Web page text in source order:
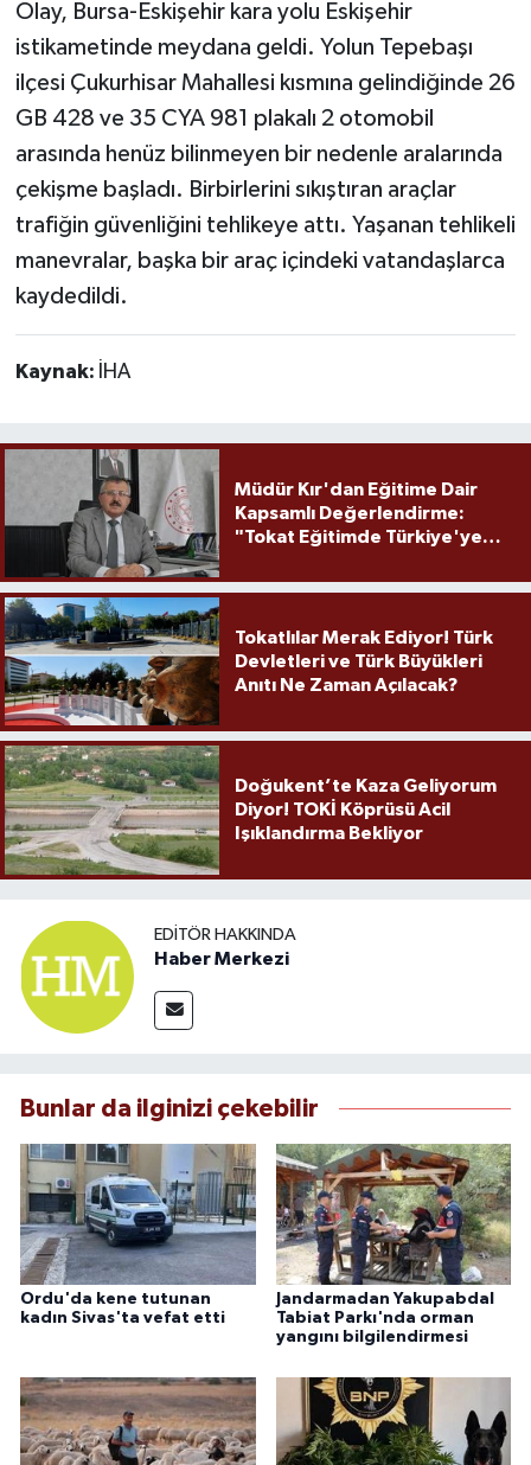
Olay, Bursa-Eskişehir kara yolu Eskişehir
istikametinde meydana geldi. Yolun Tepebaşı
ilçesi Çukurhisar Mahallesi kısmına gelindiğinde 26
GB 428 ve 35 CYA 981 plakalı 2 otomobil
arasında henüz bilinmeyen bir nedenle aralarında
çekişme başladı. Birbirlerini sıkıştıran araçlar
trafiğin güvenliğini tehlikeye attı. Yaşanan tehlikeli
manevralar, başka bir araç içindeki vatandaşlarca
kaydedildi.
Kaynak: İHA
Müdür Kır'dan Eğitime Dair
Kapsamlı Değerlendirme:
"Tokat Eğitimde Türkiye'ye
Tokatlılar Merak Ediyor! Türk
Devletleri ve Türk Büyükleri
Anıtı Ne Zaman Açılacak?
Doğukent’te Kaza Geliyorum
Diyor! TOKİ Köprüsü Acil
Işıklandırma Bekliyor
EDITÖR HAKKINDA
Haber Merkezi
Bunlar da ilginizi çekebilir
Ordu'da kene tutunan
kadın Sivas'ta vefat etti
Jandarmadan Yakupabdal
Tabiat Parkı'nda orman
yangını bilgilendirmesi